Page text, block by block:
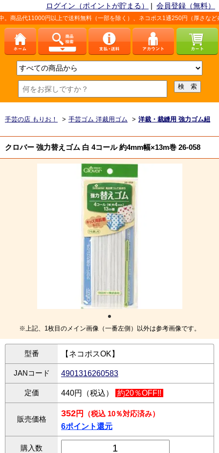
ログイン（ポイントが貯まる） | 会員登録（無料）
円以上で送料無料（一部を除く）、ネコポス1通250円（厚さなど条件あり）
手芸の店 もりお！ > 手芸ゴム 洋裁用ゴム > 洋裁・裁縫用 強力ゴム紐
クロバー 強力替えゴム 白 4コール 約4mm幅×13m巻 26-058
※上記、1枚目のメイン画像（一番左側）以外は参考画像です。
型番 【ネコポスOK】
JANコード 4901316260583
定価 440円（税込） 約20％OFF!!
販売価格
352円
（税込 10％対応済み）
6ポイント還元
購入数